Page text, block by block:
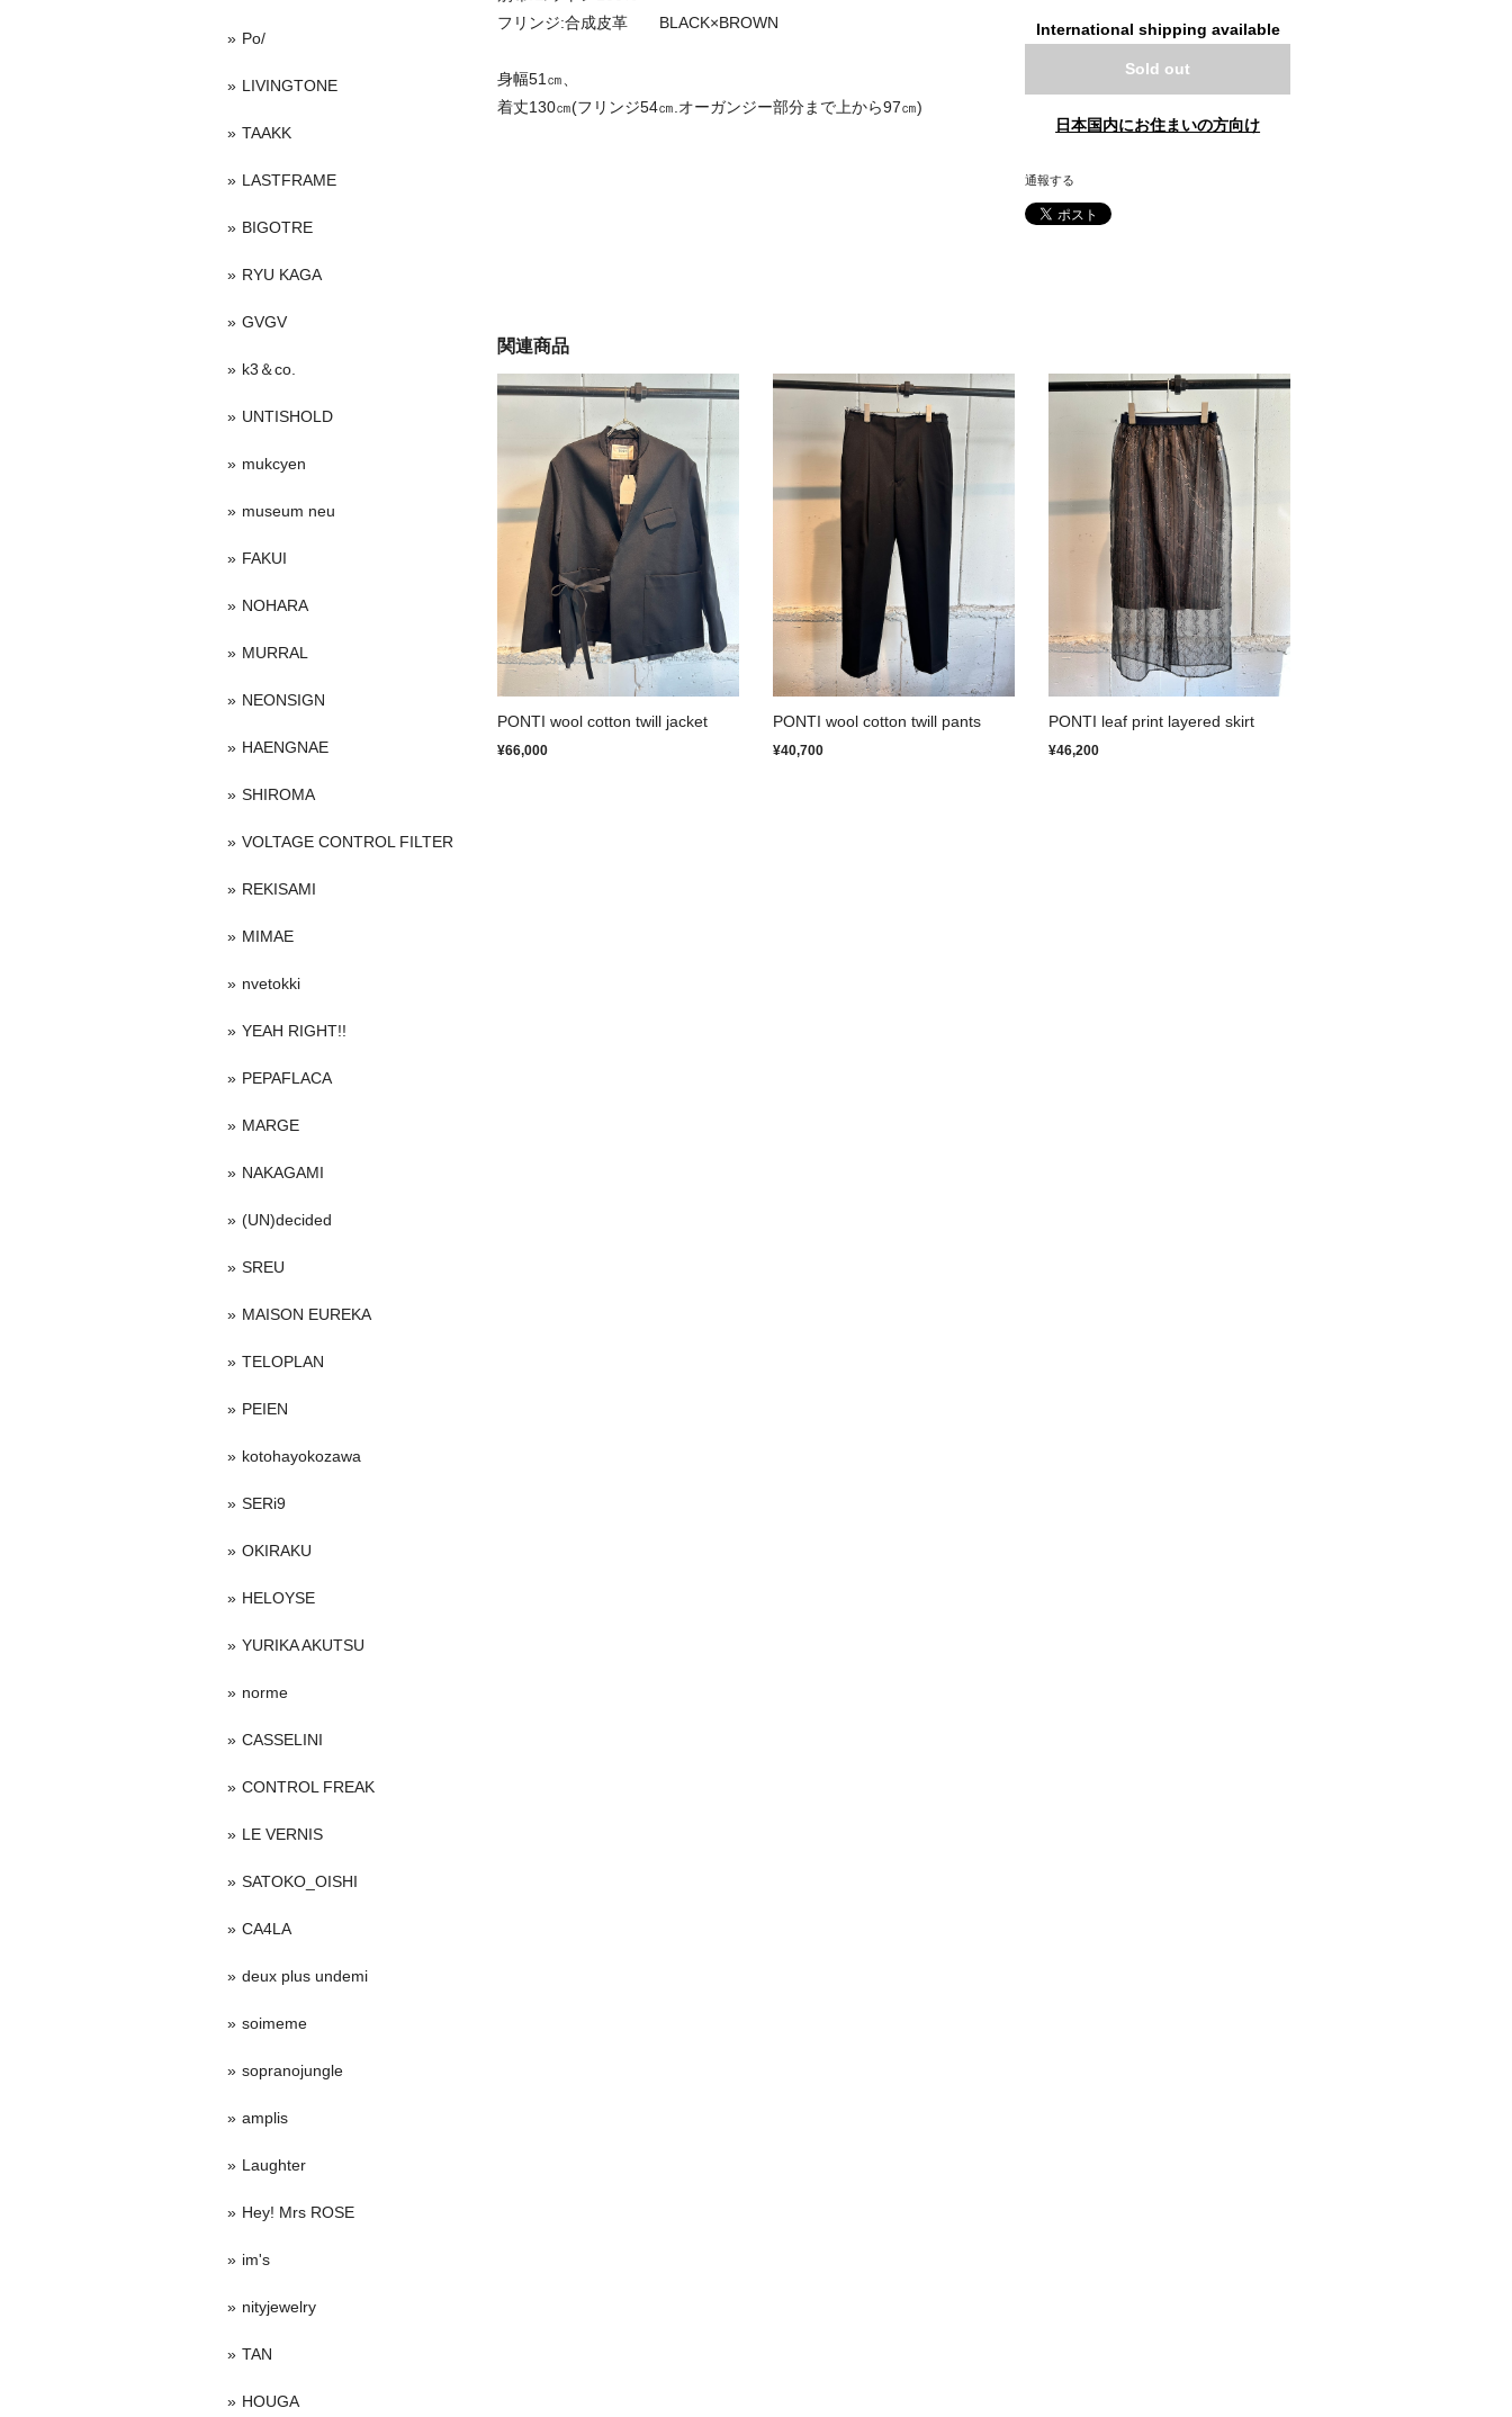
フリンジ:合成皮革 BLACK×BROWN
身幅51㎝、
着丈130㎝(フリンジ54㎝.オーガンジー部分まで上から97㎝)
International shipping available
Sold out
日本国内にお住まいの方向け
通報する
関連商品
PONTI wool cotton twill jacket
¥66,000
PONTI wool cotton twill pants
¥40,700
PONTI leaf print layered skirt
¥46,200
Po/
LIVINGTONE
TAAKK
LASTFRAME
BIGOTRE
RYU KAGA
GVGV
k3＆co.
UNTISHOLD
mukcyen
museum neu
FAKUI
NOHARA
MURRAL
NEONSIGN
HAENGNAE
SHIROMA
VOLTAGE CONTROL FILTER
REKISAMI
MIMAE
nvetokki
YEAH RIGHT!!
PEPAFLACA
MARGE
NAKAGAMI
(UN)decided
SREU
MAISON EUREKA
TELOPLAN
PEIEN
kotohayokozawa
SERi9
OKIRAKU
HELOYSE
YURIKA AKUTSU
norme
CASSELINI
CONTROL FREAK
LE VERNIS
SATOKO_OISHI
CA4LA
deux plus undemi
soimeme
sopranojungle
amplis
Laughter
Hey! Mrs ROSE
im's
nityjewelry
TAN
HOUGA